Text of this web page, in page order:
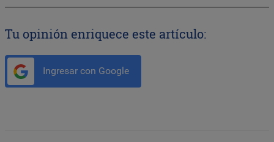
Tu opinión enriquece este artículo:
Ingresar con Google